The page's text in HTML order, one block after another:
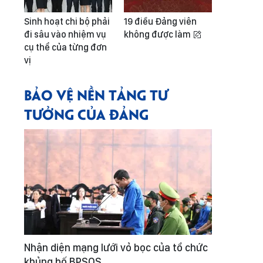
Sinh hoạt chi bộ phải
đi sâu vào nhiệm vụ
cụ thể của từng đơn
vị
19 điều Đảng viên
không được làm
BẢO VỆ NỀN TẢNG TƯ
TƯỞNG CỦA ĐẢNG
Nhận diện mạng lưới vỏ bọc của tổ chức